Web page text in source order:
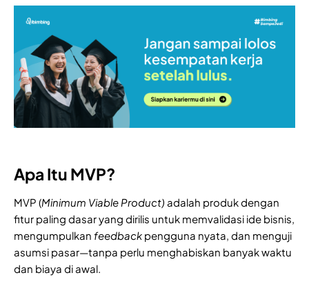
Apa Itu MVP?
MVP (Minimum Viable Product) adalah produk dengan
fitur paling dasar yang dirilis untuk memvalidasi ide bisnis,
mengumpulkan feedback pengguna nyata, dan menguji
asumsi pasar—tanpa perlu menghabiskan banyak waktu
dan biaya di awal.